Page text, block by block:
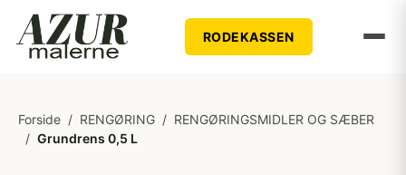
RODEKASSEN
Forside / RENGØRING / RENGØRINGSMIDLER OG SÆBER
/ Grundrens 0,5 L